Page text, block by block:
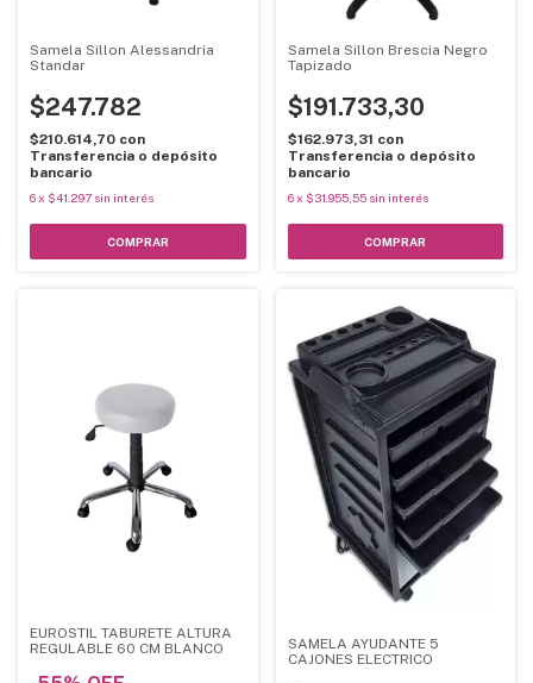
Samela Sillon Alessandria
Standar
$247.782
$210.614,70 con
Transferencia o depósito
bancario
6x $41.297 sin interés
Samela Sillon Brescia Negro
Tapizado
$191.733,30
$162.973,31 con
Transferencia o depósito
bancario
6 x $31.955,55 sin interés
EUROSTIL TABURETE ALTURA
REGULABLE 60 CM BLANCO
SAMELA AYUDANTE 5
CAJONES ELECTRICO